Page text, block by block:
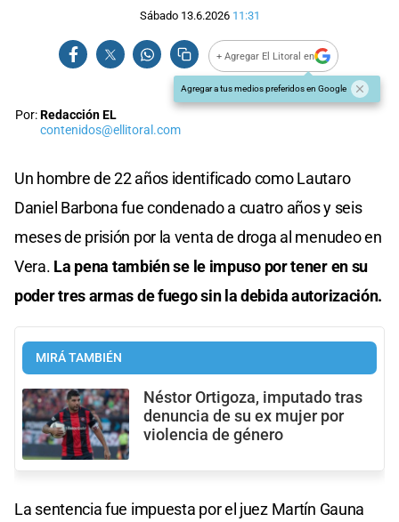
Sábado 13.6.2026 11:31
+ Agregar El Litoral en
Agregar a tus medios preferidos en Google
Por:Redacción EL
contenidos@ellitoral.com
Un hombre de 22 años identificado como Lautaro
Daniel Barbona fue condenado a cuatro años y seis
meses de prisión por la venta de droga al menudeo en
Vera. La pena también se le impuso por tener en su
poder tres armas de fuego sin la debida autorización.
MIRÁ TAMBIÉN
Néstor Ortigoza, imputado tras
denuncia de su ex mujer por
violencia de género
La sentencia fue impuesta por el juez Martín Gauna